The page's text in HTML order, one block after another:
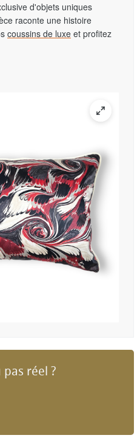
d'objets uniques
raconte une histoire
coussins de luxe et profitez
réel ?